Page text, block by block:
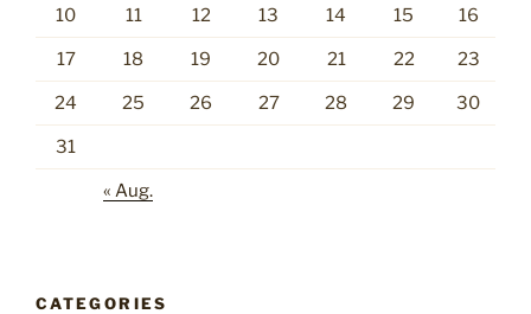
10 11 12 13 14 15 16
17 18 19 20 21 22 23
24 25 26 27 28 29 30
31
« Aug.
CATEGORIES